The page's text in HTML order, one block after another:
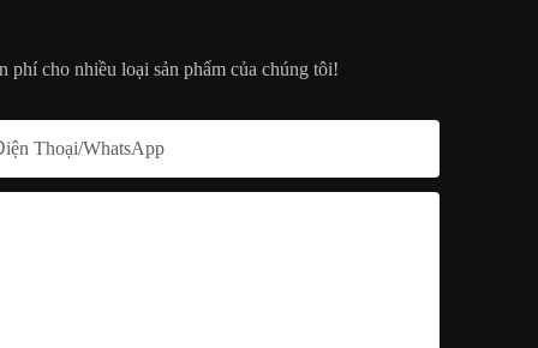
cho nhiều loại sản phẩm của chúng tôi!
Thoại/whatsApp